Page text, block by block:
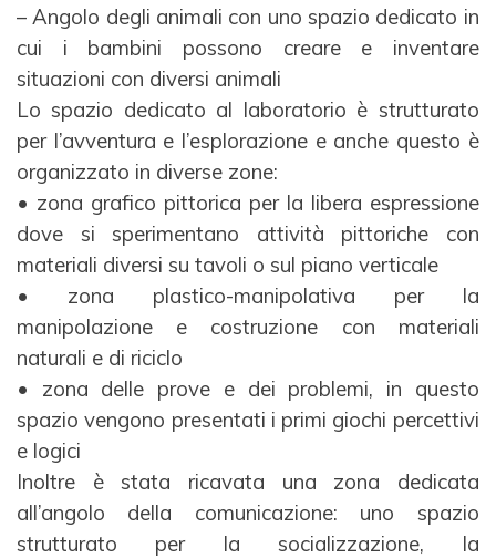
– Angolo degli animali con uno spazio dedicato in
cui i bambini possono creare e inventare
situazioni con diversi animali
Lo spazio dedicato al laboratorio è strutturato
per l’avventura e l’esplorazione e anche questo è
organizzato in diverse zone:
• zona grafico pittorica per la libera espressione
dove si sperimentano attività pittoriche con
materiali diversi su tavoli o sul piano verticale
• zona plastico-manipolativa per la
manipolazione e costruzione con materiali
naturali e di riciclo
• zona delle prove e dei problemi, in questo
spazio vengono presentati i primi giochi percettivi
e logici
Inoltre è stata ricavata una zona dedicata
all’angolo della comunicazione: uno spazio
strutturato per lasocializzazione, la